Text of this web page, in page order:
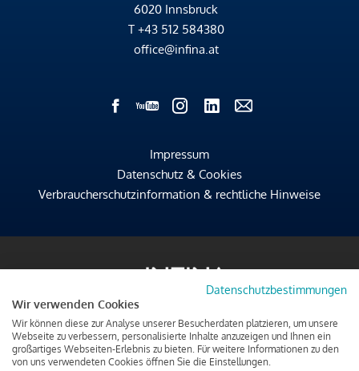
6020 Innsbruck
T +43 512 584380
office@infina.at
Impressum
Datenschutz & Cookies
Verbraucherschutzinformation & rechtliche Hinweise
Datenschutzbestimmungen
Wir verwenden Cookies
Wir können diese zur Analyse unserer Besucherdaten platzieren, um unsere
Webseite zu verbessern, personalisierte Inhalte anzuzeigen und Ihnen ein
großartiges Webseiten-Erlebnis zu bieten. Für weitere Informationen zu den
von uns verwendeten Cookies öffnen Sie die Einstellungen.